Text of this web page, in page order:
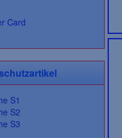
S1
S2
S3